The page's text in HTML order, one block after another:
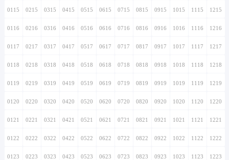
0115 0215 0315 0415 0515 0615 0715 0815 0915 1015 1115 1215
0116 0216 0316 0416 0516 0616 0716 0816 0916 1016 1116 1216
0117 0217 0317 0417 0517 0617 0717 0817 0917 1017 1117 1217
0118 0218 0318 0418 0518 0618 0718 0818 0918 1018 1118 1218
0119 0219 0319 0419 0519 0619 0719 0819 0919 1019 1119 1219
0120 0220 0320 0420 0520 0620 0720 0820 0920 1020 1120 1220
0121 0221 0321 0421 0521 0621 0721 0821 0921 1021 1121 1221
0122 0222 0322 0422 0522 0622 0722 0822 0922 1022 1122 1222
0123 0223 0323 0423 0523 0623 0723 0823 0923 1023 1123 1223